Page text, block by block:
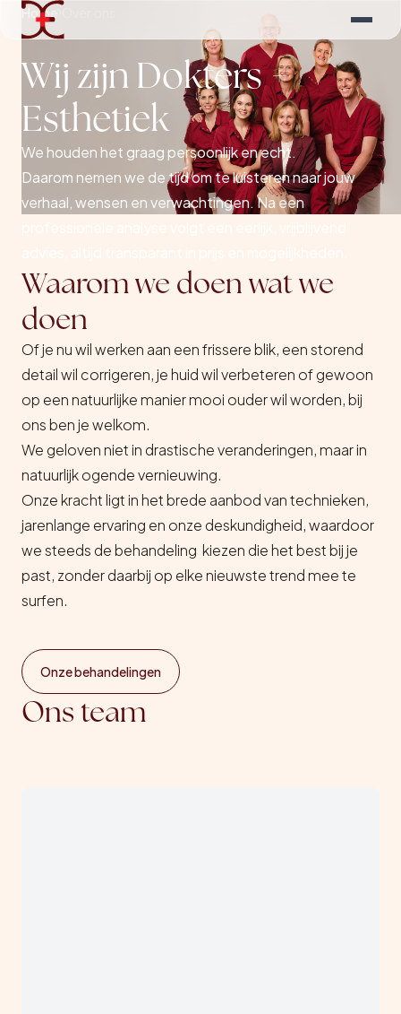
Home
Wij zijn Dokters +
Esthetiek
We houden het graag persoonlijk en echt.
Daarom nemen we de tijd om te luisteren naar jouw
verhaal, wensen en verwachtingen. Na een
Waarom we doen wat we
doen
Of je nu wil werken aan een frissere blik, een storend
detail wil corrigeren, je huid wil verbeteren of gewoon
op een natuurlijke manier mooi ouder wil worden, bij
ons ben je welkom.
We geloven niet in drastische veranderingen, maar in
natuurlijk ogende vernieuwing.
Onze kracht ligt in het brede aanbod van technieken,
jarenlange ervaring en onze deskundigheid, waardoor
we steeds de behandeling kiezen die het best bij je
past, zonder daarbij op elke nieuwste trend mee te
surfen.
Onze behandelingen
Ons team